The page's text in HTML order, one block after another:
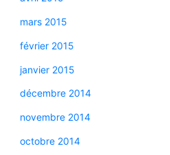
mars 2015
février 2015
janvier 2015
décembre 2014
novembre 2014
octobre 2014